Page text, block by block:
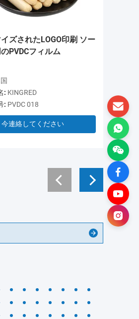
ズされたLOGO印刷 ソー
PVDCフィルム
: KINGRED
: PVDC 018
今連絡してください
モデル